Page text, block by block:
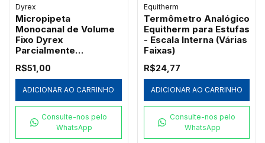
Dyrex
Micropipeta
Monocanal de Volume
Fixo Dyrex
Parcialmente
R$51,00
ADICIONAR AO CARRINHO
Consulte-nos pelo
WhatsApp
Equitherm
Termômetro Analógico
Equitherm para Estufas
- Escala Interna (Várias
Faixas)
R$24,77
ADICIONAR AO CARRINHO
Consulte-nos pelo
WhatsApp